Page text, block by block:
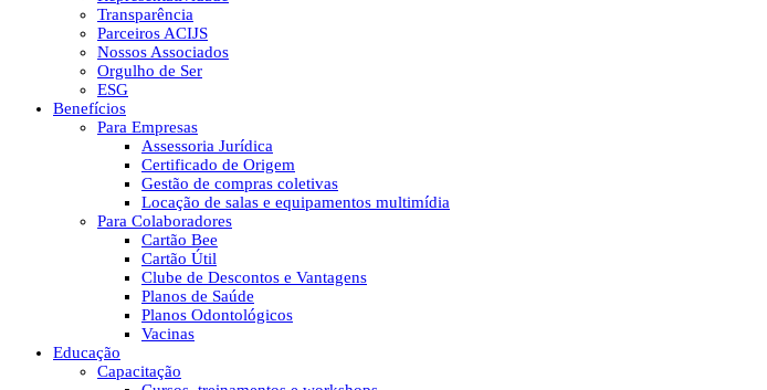
Transparência
Parceiros ACIJS
Nossos Associados
Orgulho de Ser
ESG
Benefícios
Para Empresas
Assessoria Jurídica
Certificado de Origem
Gestão de compras coletivas
Locação de salas e equipamentos multimídia
Para Colaboradores
Cartão Bee
Cartão Útil
Clube de Descontos e Vantagens
Planos de Saúde
Planos Odontológicos
Vacinas
Educação
Capacitação